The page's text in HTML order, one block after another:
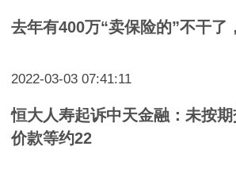
去年有400万“卖保险的”不干了
2022-03-03 07:41:11
恒大人寿起诉中天金融：未按
价款等约22